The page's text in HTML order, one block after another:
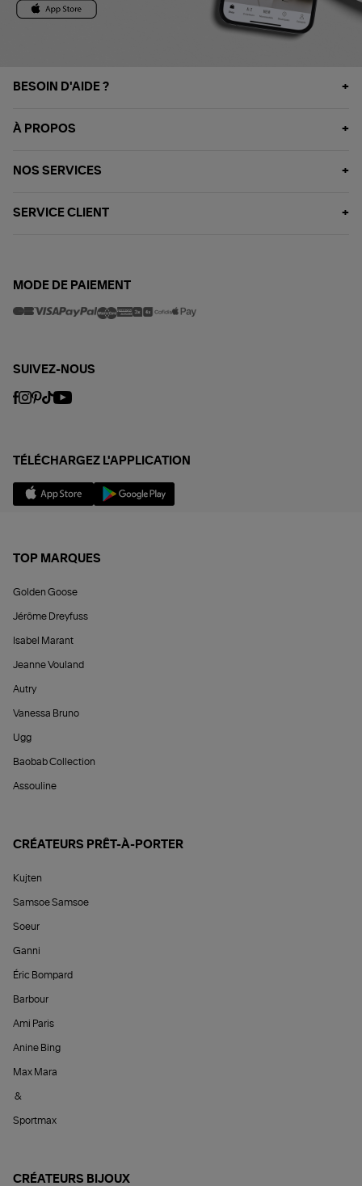
BESOIN D'AIDE ?
À PROPOS
NOS SERVICES
SERVICE CLIENT
MODE DE PAIEMENT
SUIVEZ-NOUS
TÉLÉCHARGEZ L'APPLICATION
TOP MARQUES
Golden Goose
Jérôme Dreyfuss
Isabel Marant
Jeanne Vouland
Autry
Vanessa Bruno
Ugg
Baobab Collection
Assouline
CRÉATEURS PRÊT-À-PORTER
Kujten
Samsoe Samsoe
Soeur
Ganni
Éric Bompard
Barbour
Ami Paris
Anine Bing
Max Mara
&
Sportmax
CRÉATEURS BIJOUX